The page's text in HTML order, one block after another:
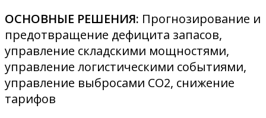
ОСНОВНЫЕ РЕШЕНИЯ: Прогнозирование и
предотвращение дефицита запасов,
управление складскими мощностями,
управление логистическими событиями,
управление выбросами CO2, снижение
тарифов